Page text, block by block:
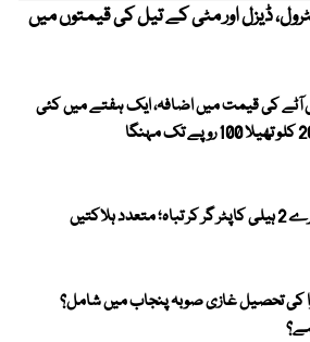
ڈیزل اور مٹی کے تیل کی قیمتوں میں
آٹے کی قیمت میں اضافہ، ایک ہفتے میں کئی
ہلاکتیں
کی تحصیل غازی صوبہ پنجاب میں شامل؟